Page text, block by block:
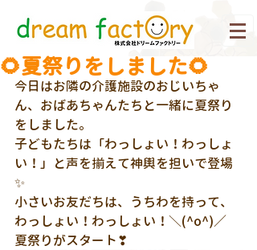
🌻夏祭りをしました🌻
今日はお隣の介護施設のおじいちゃ
ん、おばあちゃんたちと一緒に夏祭り
をしました。
子どもたちは「わっしょい！わっしょ
い！」と声を揃えて神輿を担いで登場
✨
小さいお友だちは、うちわを持って、
わっしょい！わっしょい！＼(^o^)／
夏祭りがスタート❣